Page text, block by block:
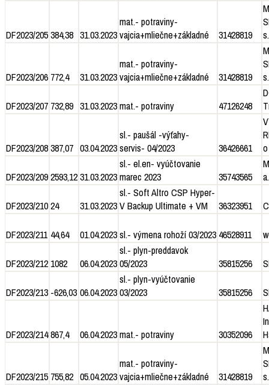
DF2023/205384,38 31.03.2023
mat.- potraviny-
vajcia+mliečne+základné
31428819
DF2023/206 772,4 31.03.2023
mat.- potraviny-
vajcia+mliečne+základné
31428819
DF2023/207 732,89 31.03.2023mat.- potraviny 47126248
DF2023/208387,07 03.04.2023
sl.- paušál -výťahy-
servis- 04/2023
36426661
o
DF2023/2092593,1231.03.2023
sl.- el.en- vyúčtovanie
marec 2023
35743565
DF2023/21024 31.03.2023
sl.- Soft Altro CSP Hyper-
V Backup Ultimate + VM
36323951
DF2023/211 44,64 01.04.2023sl.- výmena rohoží 03/2023 46528911
DF2023/212 1082 06.04.2023
sl.- plyn-preddavok
05/2023
35815256
DF2023/213 -626,03 06.04.2023
sl.- plyn-vyúčtovanie
03/2023
35815256
DF2023/214867,4 06.04.2023mat.- potraviny 30352096
DF2023/215 755,82 05.04.2023
mat.- potraviny-
vajcia+mliečne+základné
31428819